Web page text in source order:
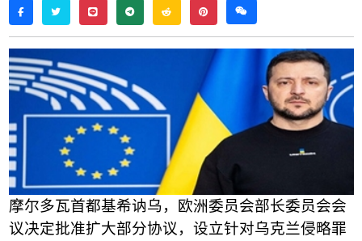
facebooktwitterline telegramreddit pinterestweixin
摩尔多瓦首都基希讷乌，欧洲委员会部长委员会会
议决定批准扩大部分协议，设立针对乌克兰侵略罪